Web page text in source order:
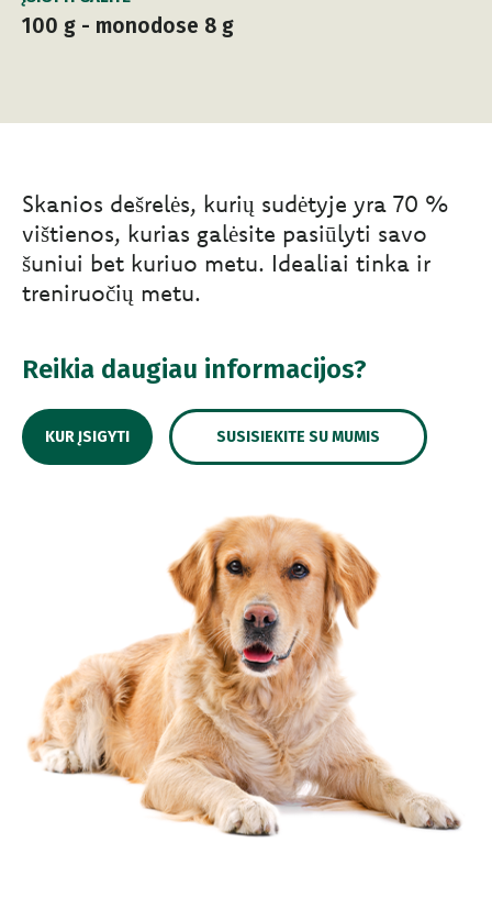
100 g - monodose 8 g
Skanios dešrelės, kurių sudėtyje yra 70 %
vištienos, kurias galėsite pasiūlyti savo
šuniui bet kuriuo metu. Idealiai tinka ir
treniruočių metu.
Reikia daugiau informacijos?
KUR ĮSIGYTI SUSISIEKITE SU MUMIS